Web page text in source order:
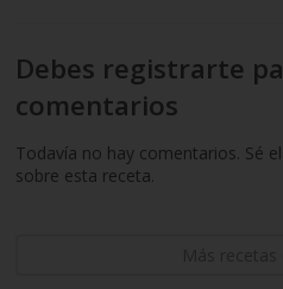
Debes registrarte
comentarios
Todavía no hay comentarios. Sé
sobre esta receta.